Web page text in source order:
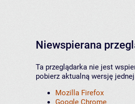
Niewspierana
Ta przeglądarka nie jest
pobierz aktualną wersję
Mozilla Firefox
Google Chrome